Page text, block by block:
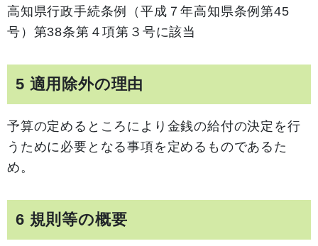
高知県行政手続条例（平成７年高知県条例第45
号）第38条第４項第３号に該当
5 適用除外の理由
予算の定めるところにより金銭の給付の決定を行
うために必要となる事項を定めるものであるた
め。
6 規則等の概要